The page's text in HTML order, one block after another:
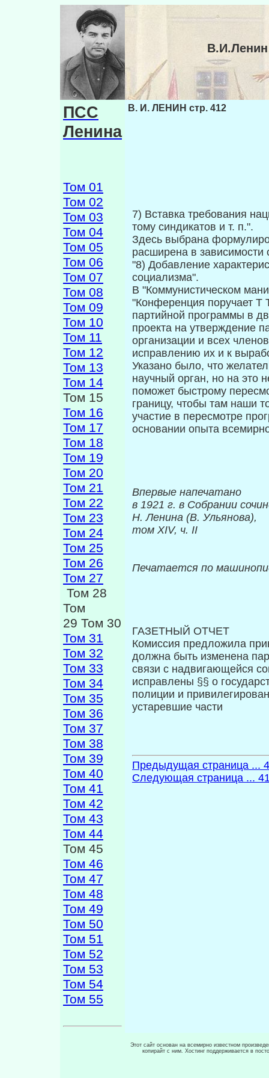
ПСС
Ленина
Том 01
Том 02
Том 03
Том 04
Том 05
Том 06
Том 07
Том 08
Том 09
Том 10
Том 11
Том 12
Том 13
Том 14
Том 15
Том 16
Том 17
Том 18
Том 19
Том 20
Том 21
Том 22
Том 23
Том 24
Том 25
Том 26
Том 27
Том 28
Том
29 Том 30
Том 31
Том 32
Том 33
Том 34
Том 35
Том 36
Том 37
Том 38
Том 39
Том 40
Том 41
Том 42
Том 43
Том 44
Том 45
Том 46
Том 47
Том 48
Том 49
Том 50
Том 51
Том 52
Том 53
Том 54
Том 55
В. И. ЛЕНИН стр. 412
7) Вставка требования
тому син­дикатов и т. п.".
Здесь выбрана
расшире­на в зависимости
"8) Добавление
социализма".
В "Коммунистическом
"Конференция поручает Τ
партийной про­граммы в
проекта на утверждение
организации и всех
исправлению их и к
Указано было, что
научный ор­ган, но на это
поможет быстрому
границу, чтобы там наши
участие в пересмотре
основании опыта
Впервые напечатано
в 1921 г. в Собрании
Н. Ленина (В. Ульянова),
том XIV, ч. II
Печатается по
ГАЗЕТНЫЙ ОТЧЕТ
Комиссия предложила
должна быть изменена
связи с надвигающейся
исправлены §§ о
полиции и
устаревшие части
Предыдущая страница ...
Следующая страница ...
Этот сайт основан на всемирно известном
копирайт с ним. Хостинг поддерживается в